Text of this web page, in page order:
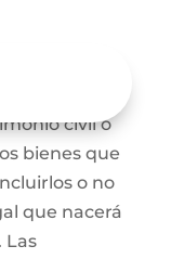
personas
civil o
bienes que
o no
que nacerá
Las